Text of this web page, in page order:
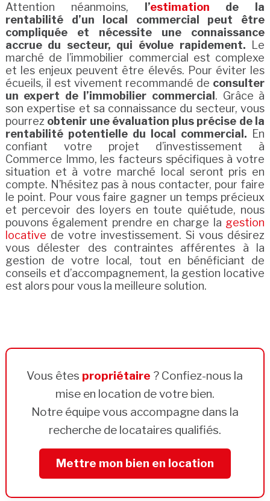
Attention néanmoins, l’estimation de la
rentabilité d’un local commercial peut être
compliquée et nécessite une connaissance
accrue du secteur, qui évolue rapidement. Le
marché de l’immobilier commercial est complexe
et les enjeux peuvent être élevés. Pour éviter les
écueils, il est vivement recommandé de consulter
un expert de l’immobilier commercial . Grâce à
son expertise et sa connaissance du secteur, vous
pourrez obtenir une évaluation plus précise de la
rentabilité potentielle du local commercial. En
confiant votre projet d’investissement à
Commerce Immo, les facteurs spécifiques à votre
situation et à votre marché local seront pris en
compte. N’hésitez pas à nous contacter, pour faire
le point. Pour vous faire gagner un temps précieux
et percevoir des loyers en toute quiétude, nous
pouvons également prendre en charge la gestion
locative de votre investissement. Si vous désirez
vous délester des contraintes afférentes à la
gestion de votre local, tout en bénéficiant de
conseils et d’accompagnement, la gestion locative
est alors pour vous la meilleure solution.
Vous êtes propriétaire ? Confiez-nous la
mise en location de votre bien.
Notre équipe vous accompagne dans la
recherche de locataires qualifiés.
Mettre mon bien en location